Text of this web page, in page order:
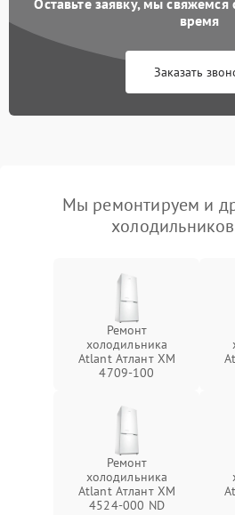
время
Заказать
Мы ремонтируем и
Ремонт
холодильника
Atlant Атлант XM
4709-100
Ремонт
холодильника
Atlant Атлант ХМ
4524-000 ND